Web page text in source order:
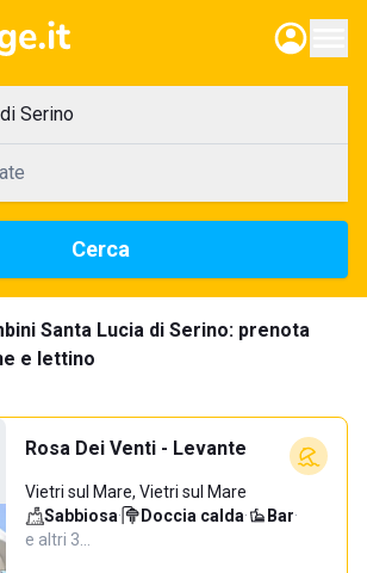
Serino
Cerca
Santa Lucia di Serino: prenota
e lettino
Rosa Dei Venti - Levante
Vietri sul Mare, Vietri sul Mare
Sabbiosa· Doccia calda· Bar·
e altri 3…